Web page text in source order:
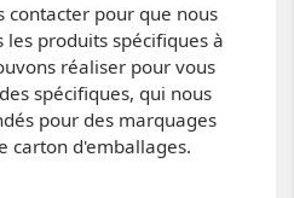
contacter pour que nous
produits spécifiques à
réaliser pour vous
spécifiques, qui nous
pour des marquages
carton d'emballages.